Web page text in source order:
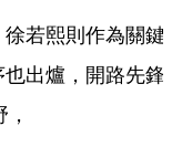
若熙則作為關鍵
出爐，開路先鋒